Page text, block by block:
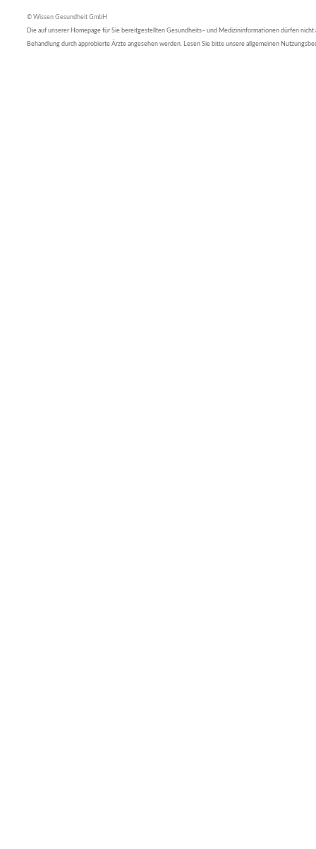
© Wissen Gesundheit GmbH
Die auf unserer Homepage für Sie bereitgestellten Gesundheits– und Medizininformationen dürfen nicht
Behandlung durch approbierte Ärzte angesehen werden. Lesen Sie bitte unsere allgemeinen